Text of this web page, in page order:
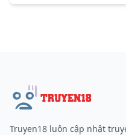
Truyen18 luôn cập nhật